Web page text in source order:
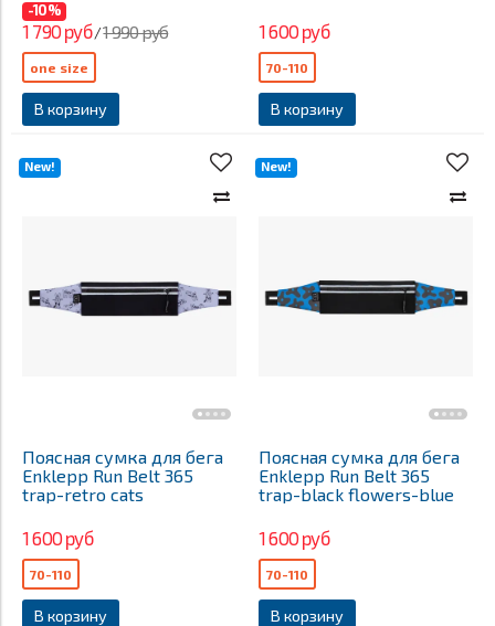
-10%
1 790 руб/1 990 руб
В корзину
one size
1 600 руб
В корзину
70-110
New!
Поясная сумка для бега
Enklepp Run Belt 365
trap-retro cats
1 600 руб
В корзину
70-110
New!
Поясная сумка для бега
Enklepp Run Belt 365
trap-black flowers-blue
1 600 руб
В корзину
70-110